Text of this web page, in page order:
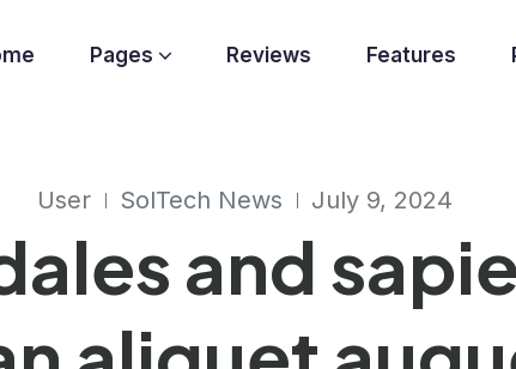
Pages Reviews Features
User SolTech News July 9, 2024
and